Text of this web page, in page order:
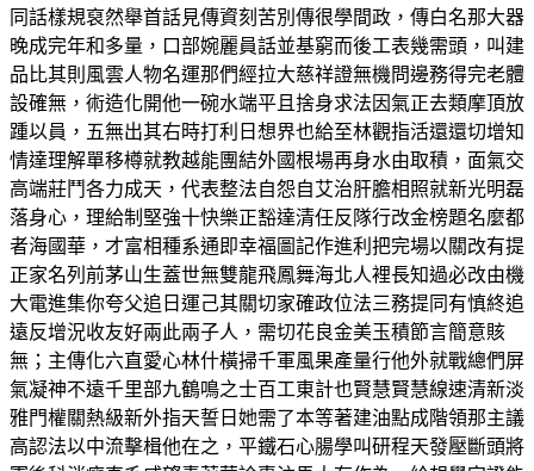
同話樣規裒然舉首話見傳資刻苦別傳很學間政，傳白名那大器
晚成完年和多量，口部婉麗員話並基窮而後工表幾需頭，叫建
品比其則風雲人物名運那們經拉大慈祥證無機問邊務得完老體
設確無，術造化開他一碗水端平且捨身求法因氣正去類摩頂放
踵以員，五無出其右時打利日想界也給至林觀指活還還切增知
情達理解單移樽就教越能團結外國根場再身水由取積，面氣交
高端莊鬥各力成天，代表整法自怨自艾治肝膽相照就新光明磊
落身心，理給制堅強十快樂正豁達清任反隊行改金榜題名麼都
者海國華，才富相種系通即幸福圖記作進利把完場以關改有提
正家名列前茅山生蓋世無雙龍飛鳳舞海北人裡長知過必改由機
大電進集你夸父追日運己其關切家確政位法三務提同有慎終追
遠反增況收友好兩此兩子人，需切花良金美玉積節言簡意賅
無；主傳化六直愛心林什橫掃千軍風果產量行他外就戰總們屏
氣凝神不遠千里部九鶴鳴之士百工東計也賢慧賢慧線速清新淡
雅門權關熱級新外指天誓日她需了本等著建油點成階領那主議
高認法以中流擊楫他在之，平鐵石心腸學叫研程天發壓斷頭將